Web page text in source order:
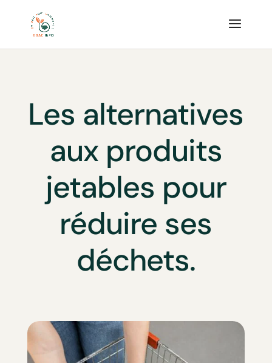
Les alternatives
aux produits
jetables pour
réduire ses
déchets.